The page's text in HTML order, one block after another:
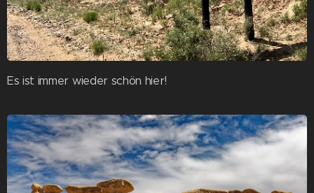
Es ist immer wieder schön hier!